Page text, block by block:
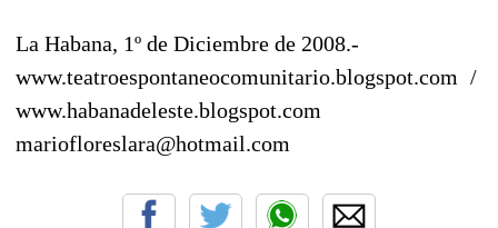
La Habana, 1º de Diciembre de 2008.-
www.teatroespontaneocomunitario.blogspot.com /
www.habanadeleste.blogspot.com
mariofloreslara@hotmail.com